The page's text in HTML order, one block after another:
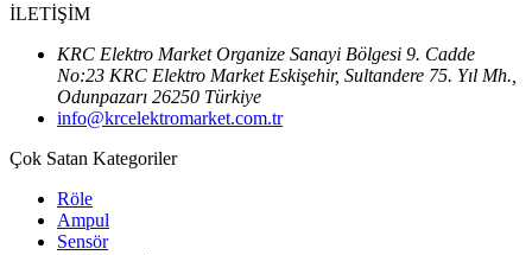
İLETİŞİM
KRC Elektro Market Organize Sanayi Bölgesi 9. Cadde
No:23 KRC Elektro Market Eskişehir, Sultandere 75. Yıl Mh.,
Odunpazarı 26250 Türkiye
info@krcelektromarket.com.tr
Çok Satan Kategoriler
Röle
Ampul
Sensör